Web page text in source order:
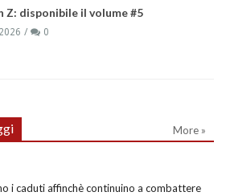
Z: disponibile il volume #5
0
More »
i caduti affinchè continuino a combattere